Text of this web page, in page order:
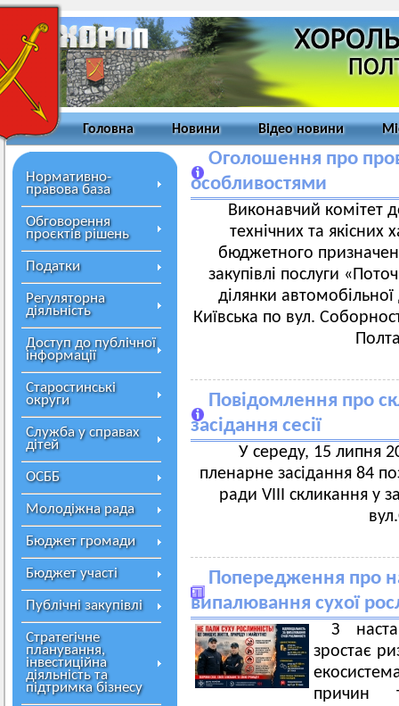
Головна Новини Відео новини
Нормативно-
правова база
Обговорення
проєктів рішень
Податки
Регуляторна
діяльність
Доступ до публічної
інформації
Старостинські
округи
Служба у справах
дітей
ОСББ
Молодіжна рада
Бюджет громади
Бюджет участі
Публічні закупівлі
Стратегічне
планування,
інвестиційна
діяльність та
підтримка бізнесу
Оголошення про
особливостями
Виконавчий комітет
технічних та якісних
бюджетного
закупівлі послуги
ділянки
Київська по вул.
Повідомлення про
засідання сесії
У середу, 15 липня
пленарне засідання 84
ради VIII скликання у
Попередження про
випалювання сухої
З
зростає
причин